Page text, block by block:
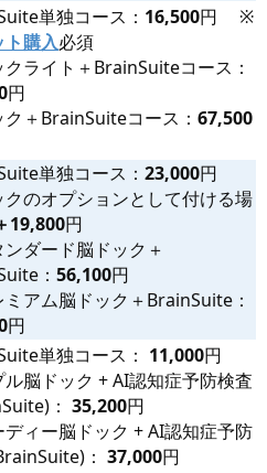
単独コース： 16,500円 ※
購入必須
クライト＋BrainSuiteコース：
円
ク＋BrainSuiteコース： 67,500
単独コース： 23,000円
クのオプションとして付ける場
19,800円
ンダード脳ドック＋
： 56,100円
ミアム脳ドック＋BrainSuite：
円
単独コース： 11,000円
ル脳ドック + AI認知症予防検査
： 35,200円
ディー脳ドック + AI認知症予防
： 37,000円